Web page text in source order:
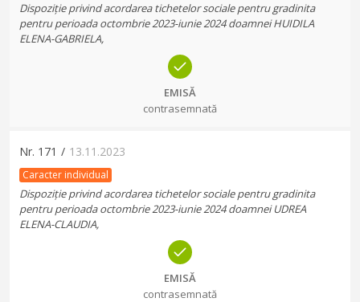
Dispoziție privind acordarea tichetelor sociale pentru gradinita
pentru perioada octombrie 2023-iunie 2024 doamnei HUIDILA
ELENA-GABRIELA,
EMISĂ
contrasemnată
Nr. 171 / 13.11.2023
Caracter individual
Dispoziție privind acordarea tichetelor sociale pentru gradinita
pentru perioada octombrie 2023-iunie 2024 doamnei UDREA
ELENA-CLAUDIA,
EMISĂ
contrasemnată